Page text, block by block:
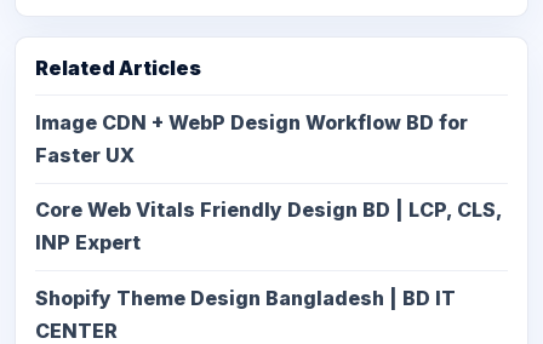
Related Articles
Image CDN + WebP Design Workflow BD for
Faster UX
Core Web Vitals Friendly Design BD | LCP, CLS,
INP Expert
Shopify Theme Design Bangladesh | BD IT
CENTER